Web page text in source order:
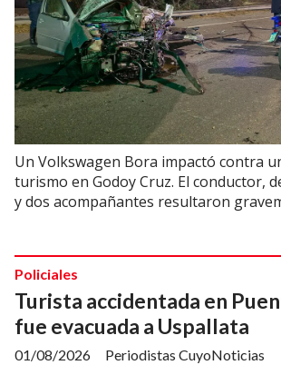
Un Volkswagen Bora impactó contra
turismo en Godoy Cruz. El conductor,
y dos acompañantes resultaron
Turista accidentada en
fue evacuada a Uspallata
Periodistas CuyoNoticias
Policiales
01/08/2026